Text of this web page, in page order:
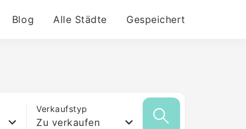
Blog Alle Städte Gespeichert
Verkaufstyp
Zu verkaufen